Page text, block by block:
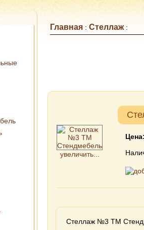
Главная : Стеллаж:
увеличить...
Стеллаж №3 ТМ